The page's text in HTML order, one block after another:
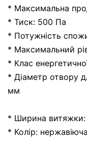
* Максимальна
* Тиск: 500 Па
* Потужність
* Максимальний
* Клас
* Діаметр отвору
мм
* Ширина
* Колір: